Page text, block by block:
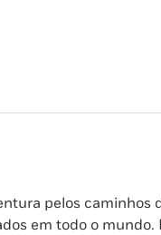
pelos caminhos
em todo o